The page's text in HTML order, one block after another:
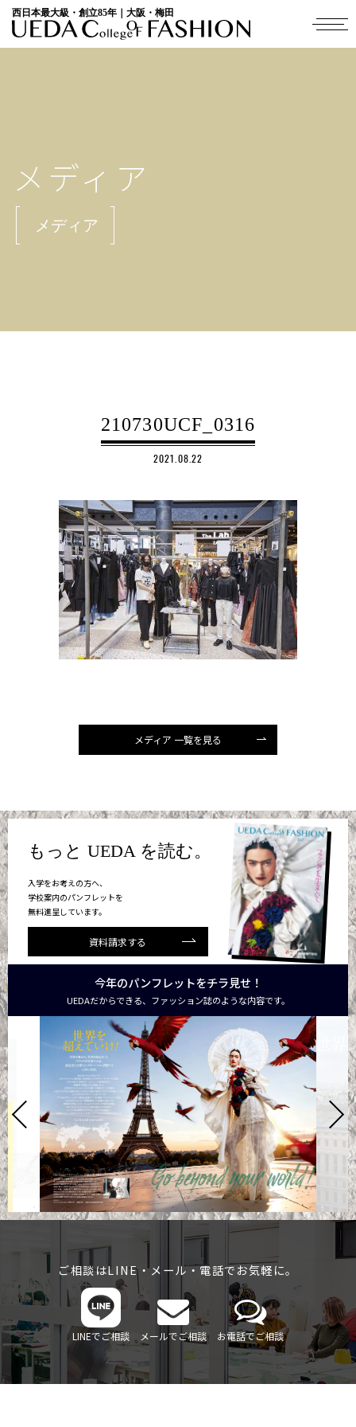
西日本最大級・創立85年｜大阪・梅田
メディア
メディア
210730UCF_0316
2021.08.22
メディア 一覧を見る
もっと UEDA を読む。
入学をお考えの方へ、
学校案内のパンフレットを
無料進呈しています。
資料請求する
今年のパンフレットをチラ見せ！
UEDAだからできる、ファッション誌のような内容です。
ご相談はLINE・メール・電話でお気軽に。
LINEでご相談 メールでご相談 お電話でご相談